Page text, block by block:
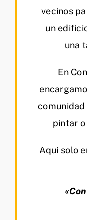
vecinos
un
una
En
pintar o
Aquí solo